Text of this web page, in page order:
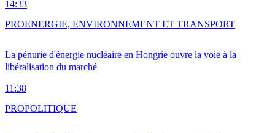
14:33
La pénurie d'énergie nucléaire en Hongrie ouvre la voie à la
libéralisation du marché
11:38
PROENERGIE, ENVIRONNEMENT ET TRANSPORT
PROPOLITIQUE